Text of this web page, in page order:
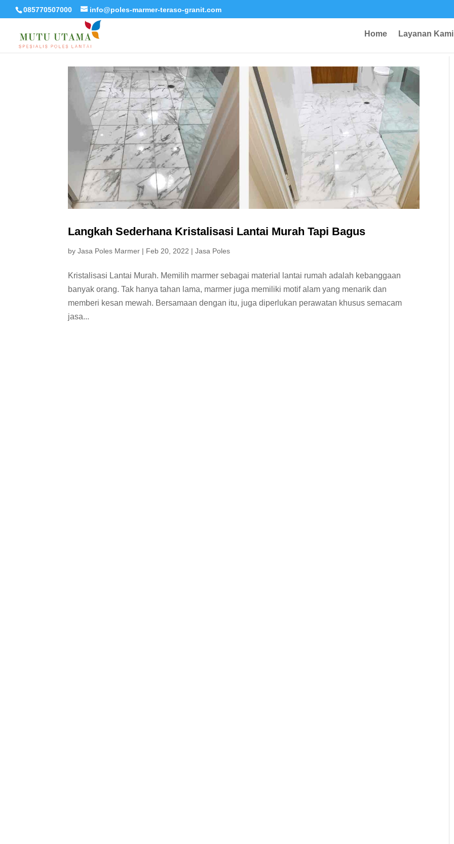
085770507000 info@poles-marmer-teraso-granit.com
Home Layanan Kami
Langkah Sederhana Kristalisasi Lantai Murah Tapi Bagus
byJasa Poles Marmer | Feb 20, 2022 |Jasa Poles
Kristalisasi Lantai Murah. Memilih marmer sebagai material lantai rumah adalah kebanggaan
banyak orang. Tak hanya tahan lama, marmer juga memiliki motif alam yang menarik dan
memberi kesan mewah. Bersamaan dengan itu, juga diperlukan perawatan khusus semacam
jasa...